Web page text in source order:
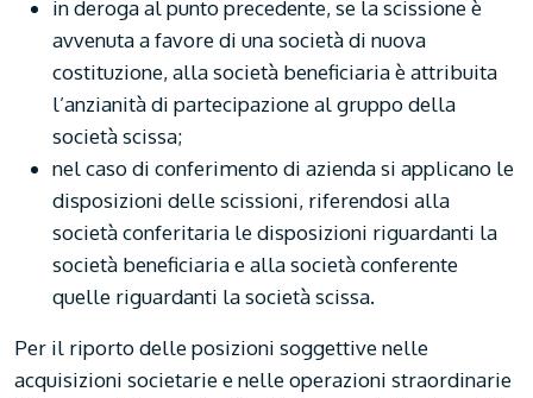
in deroga al punto precedente, se la scissione è
avvenuta a favore di una società di nuova
costituzione, alla società beneficiaria è attribuita
l’anzianità di partecipazione al gruppo della
società scissa;
nel caso di conferimento di azienda si applicano le
disposizioni delle scissioni, riferendosi alla
società conferitaria le disposizioni riguardanti la
società beneficiaria e alla società conferente
quelle riguardanti la società scissa.
Per il riporto delle posizioni soggettive nelle
acquisizioni societarie e nelle operazioni straordinarie